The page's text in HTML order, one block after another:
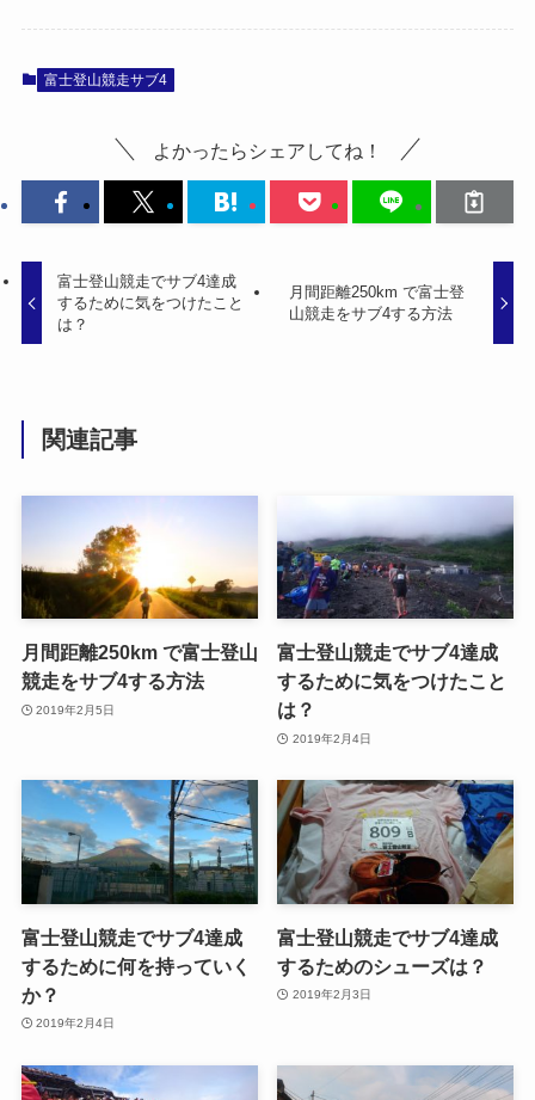
富士登山競走サブ4
よかったらシェアしてね！
富士登山競走でサブ4達成
するために気をつけたこと
は？
月間距離250km で富士登
山競走をサブ4する方法
関連記事
月間距離250km で富士登山
競走をサブ4する方法
2019年2月5日
富士登山競走でサブ4達成
するために気をつけたこと
は？
2019年2月4日
富士登山競走でサブ4達成
するために何を持っていく
か？
2019年2月4日
富士登山競走でサブ4達成
するためのシューズは？
2019年2月3日